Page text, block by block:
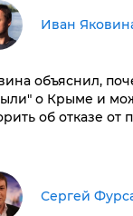
Иван
объяснил,
о Крыме и
об отказе от
Сергей